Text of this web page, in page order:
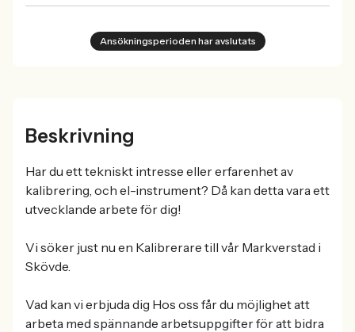
Ansökningsperioden har avslutats
Beskrivning
Har du ett tekniskt intresse eller erfarenhet av
kalibrering, och el-instrument? Då kan detta vara ett
utvecklande arbete för dig!
Vi söker just nu en Kalibrerare till vår Markverstad i
Skövde.
Vad kan vi erbjuda dig Hos oss får du möjlighet att
arbeta med spännande arbetsuppgifter för att bidra